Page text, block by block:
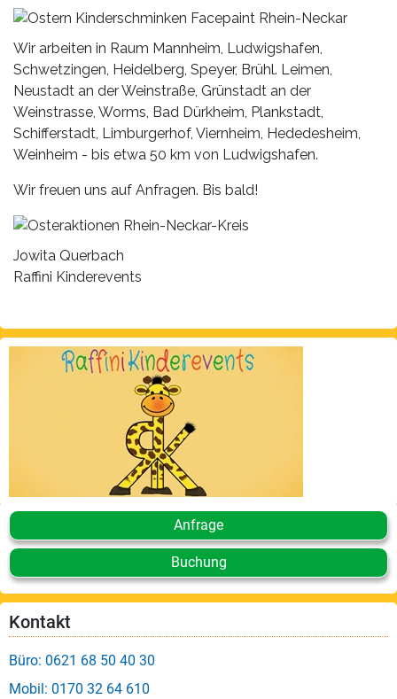
Wir arbeiten in Raum Mannheim, Ludwigshafen,
Schwetzingen, Heidelberg, Speyer, Brühl. Leimen,
Neustadt an der Weinstraße, Grünstadt an der
Weinstrasse, Worms, Bad Dürkheim, Plankstadt,
Schifferstadt, Limburgerhof, Viernheim, Hededesheim,
Weinheim - bis etwa 50 km von Ludwigshafen.
Wir freuen uns auf Anfragen. Bis bald!
Jowita Querbach
Raffini Kinderevents
Anfrage
Buchung
Kontakt
Büro: 0621 68 50 40 30
Mobil: 0170 32 64 610